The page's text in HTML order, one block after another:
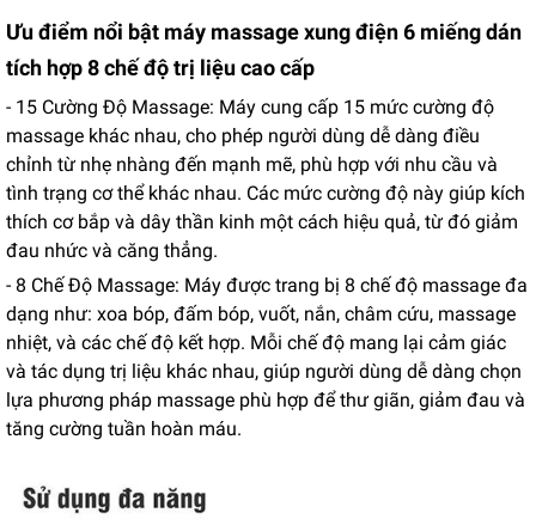
Ưu điểm nổi bật máy massage xung điện 6 miếng dán
tích hợp 8 chế độ trị liệu cao cấp
- 15 Cường Độ Massage: Máy cung cấp 15 mức cường độ
massage khác nhau, cho phép người dùng dễ dàng điều
chỉnh từ nhẹ nhàng đến mạnh mẽ, phù hợp với nhu cầu và
tình trạng cơ thể khác nhau. Các mức cường độ này giúp kích
thích cơ bắp và dây thần kinh một cách hiệu quả, từ đó giảm
đau nhức và căng thẳng.
- 8 Chế Độ Massage: Máy được trang bị 8 chế độ massage đa
dạng như: xoa bóp, đấm bóp, vuốt, nắn, châm cứu, massage
nhiệt, và các chế độ kết hợp. Mỗi chế độ mang lại cảm giác
và tác dụng trị liệu khác nhau, giúp người dùng dễ dàng chọn
lựa phương pháp massage phù hợp để thư giãn, giảm đau và
tăng cường tuần hoàn máu.